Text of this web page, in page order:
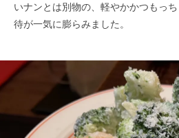
いナンとは別物の、軽やかかつもっ
待が一気に膨らみました。